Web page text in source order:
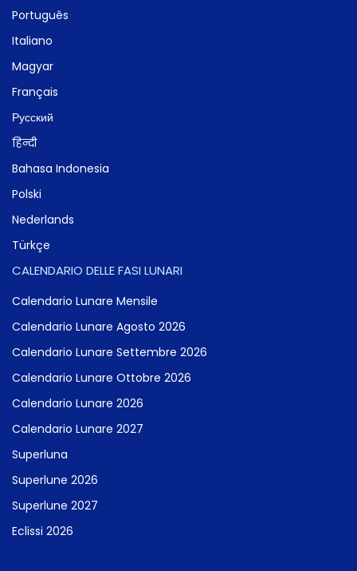
Português
Italiano
Magyar
Français
Русский
हिन्दी
Bahasa Indonesia
Polski
Nederlands
Türkçe
CALENDARIO DELLE FASI LUNARI
Calendario Lunare Mensile
Calendario Lunare Agosto 2026
Calendario Lunare Settembre 2026
Calendario Lunare Ottobre 2026
Calendario Lunare 2026
Calendario Lunare 2027
Superluna
Superlune 2026
Superlune 2027
Eclissi 2026